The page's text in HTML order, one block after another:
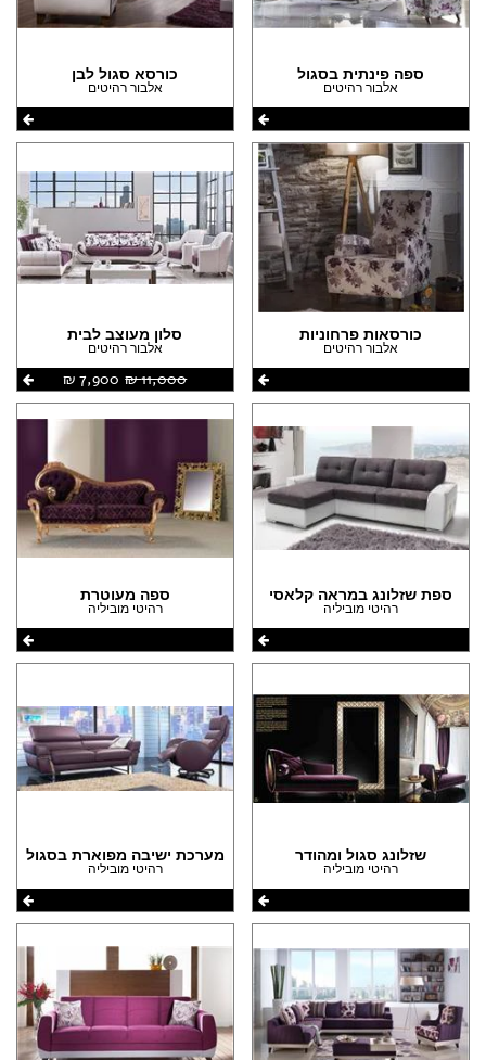
ספה פינתית בסגול
אלבור רהיטים
כורסא סגול לבן
אלבור רהיטים
כורסאות פרחוניות
אלבור רהיטים
סלון מעוצב לבית
אלבור רהיטים
11,000 ‏₪
7,900 ‏₪
ספת שזלונג במראה קלאסי
רהיטי מוביליה
ספה מעוטרת
רהיטי מוביליה
שזלונג סגול ומהודר
רהיטי מוביליה
מערכת ישיבה מפוארת בסגול
רהיטי מוביליה